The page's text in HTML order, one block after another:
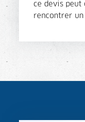
ce devis peut
rencontrer